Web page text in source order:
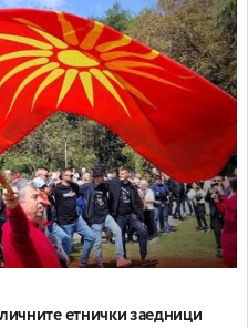
етнички заедници